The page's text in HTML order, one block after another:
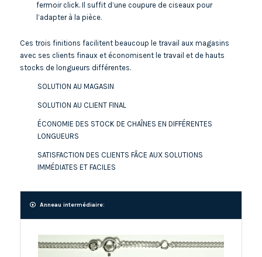
fermoir click. Il suffit d’une coupure de ciseaux pour
l’adapter à la pièce.
Ces trois finitions facilitent beaucoup le travail aux magasins
avec ses clients finaux et économisent le travail et de hauts
stocks de longueurs différentes.
SOLUTION AU MAGASIN
SOLUTION AU CLIENT FINAL
ÉCONOMIE DES STOCK DE CHAÎNES EN DIFFÉRENTES
LONGUEURS
SATISFACTION DES CLIENTS FÂCE AUX SOLUTIONS
IMMÉDIATES ET FACILES
Anneau intermédiaire: